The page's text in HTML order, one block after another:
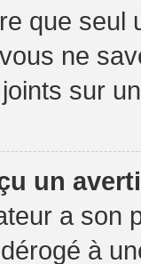
que seul
ne
sur
un
a son
à